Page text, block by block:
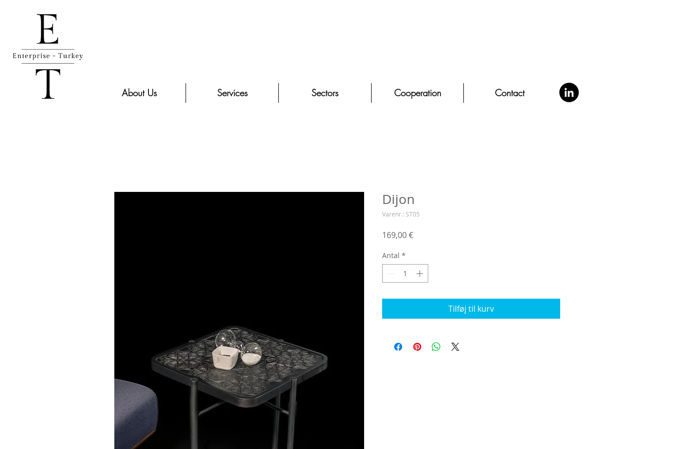
About Us Services Sectors Cooperation Contact
Dijon
Varenr.: ST05
169,00 €Pris
Antal *
Tilføj til kurv